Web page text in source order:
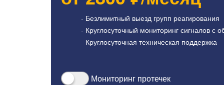
- Безлимитный выезд групп реагирования
- Круглосуточный мониторинг сигналов с
- Круглосуточная техническая поддержка
Мониторинг протечек